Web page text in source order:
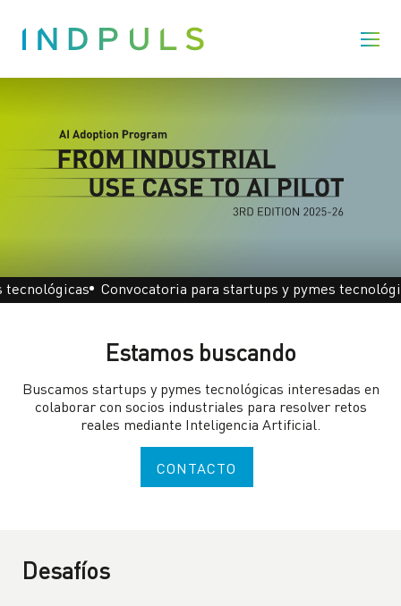
tecnológicas Convocatoria para startups y pymes
Estamos buscando
Buscamos startups y pymes tecnológicas interesadas en
colaborar con socios industriales para resolver retos
reales mediante Inteligencia Artificial.
CONTACTO
Desafíos